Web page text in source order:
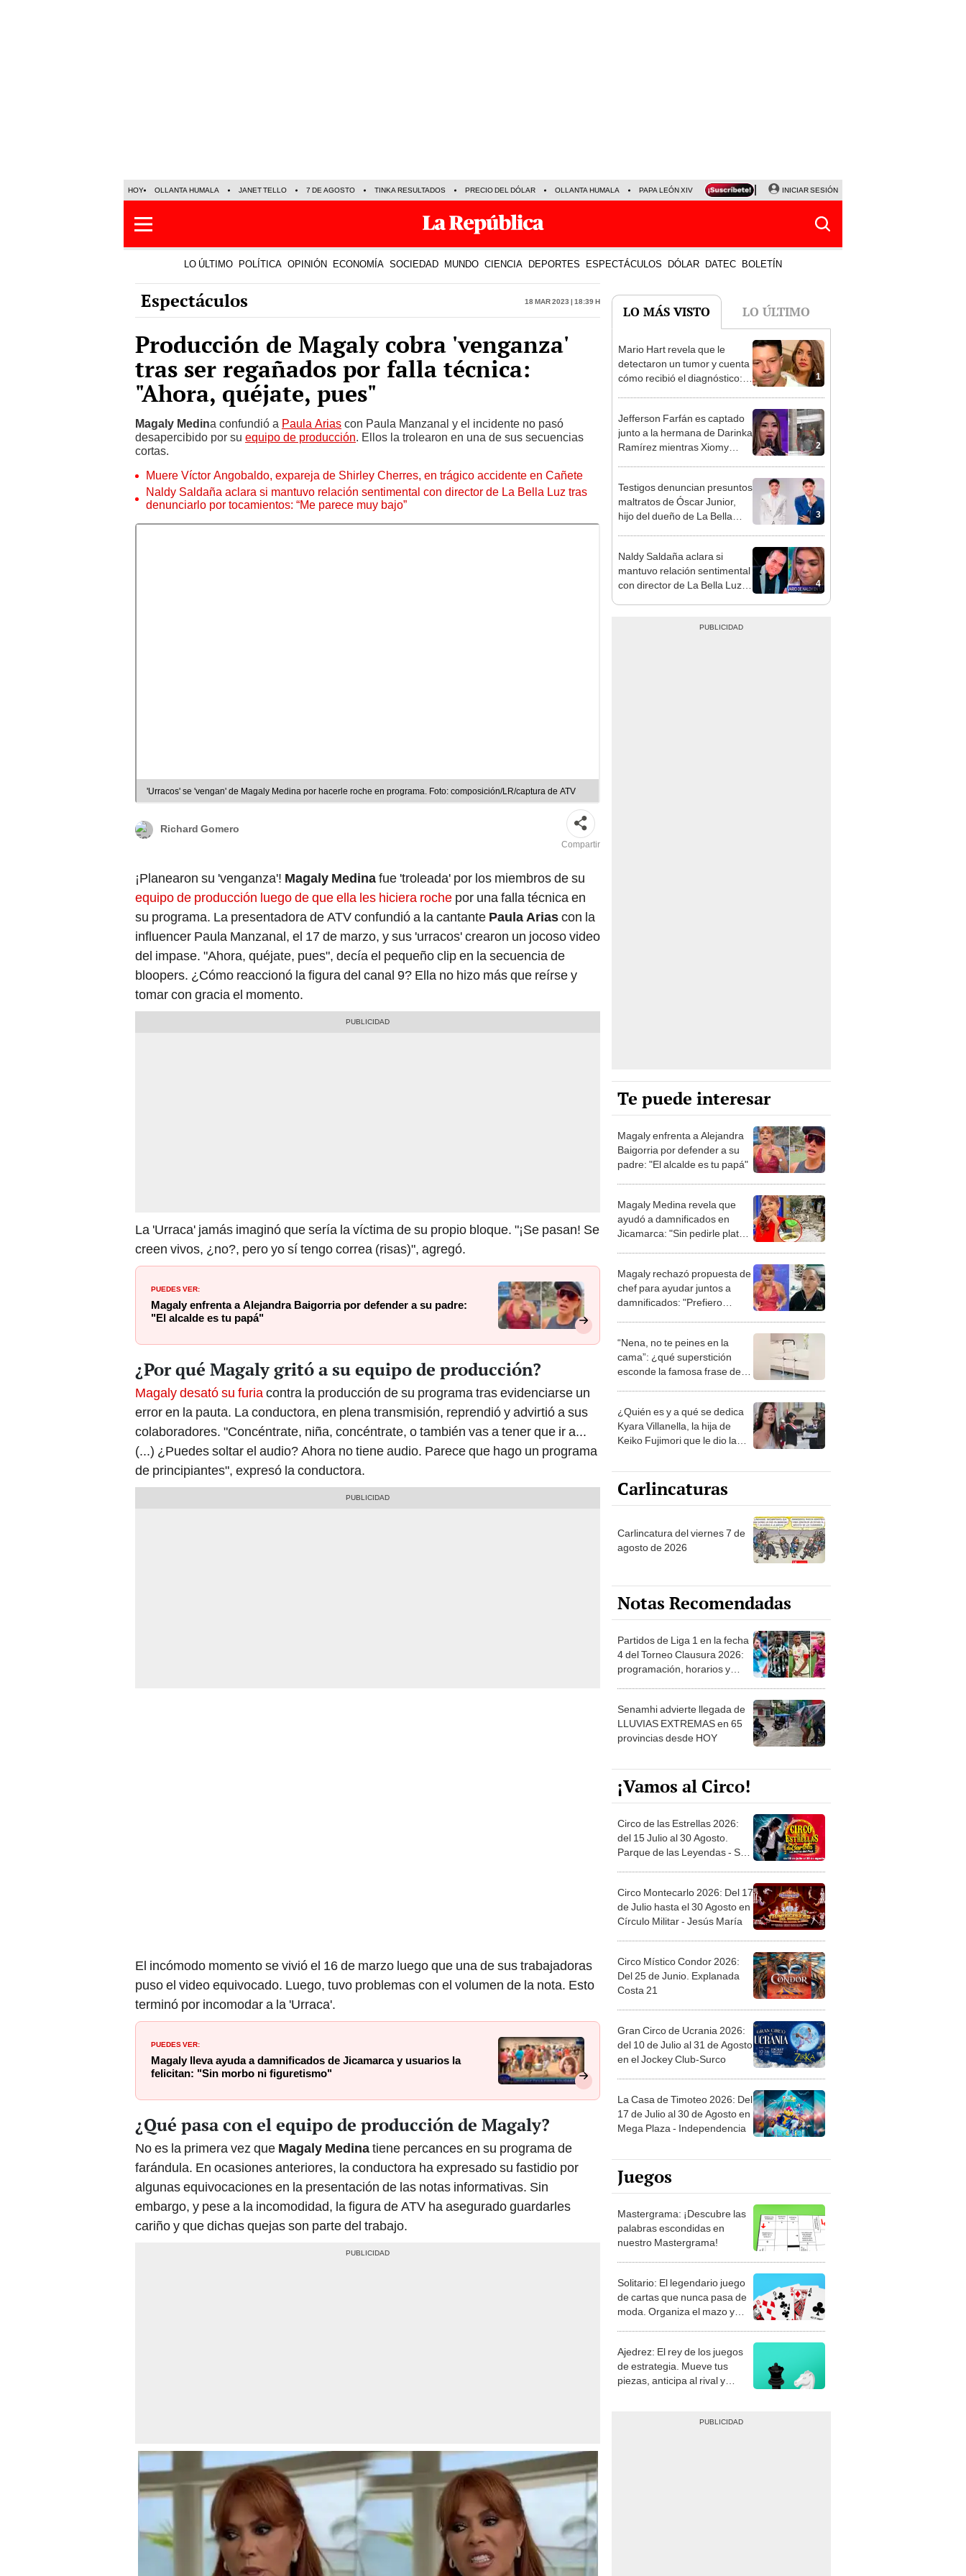
HOY OLLANTA HUMALA JANET TELLO 7 DE AGOSTO TINKA RESULTADOS PRECIO DEL DÓLAR OLLANTA HUMALA PAPA LEÓN XIV NALDY SALDAÑA LA BELLA LUZ
INICIAR SESIÓN
LO ÚLTIMO POLÍTICA OPINIÓN ECONOMÍA SOCIEDAD MUNDO CIENCIA DEPORTES ESPECTÁCULOS DÓLAR DATEC BOLETÍN
Espectáculos 18 Mar 2023 | 18:39 h
Producción de Magaly cobra 'venganza'
tras ser regañados por falla técnica:
"Ahora, quéjate, pues"
Magaly Medina confundió a Paula Arias con Paula Manzanal y el incidente no pasó
desapercibido por su equipo de producción. Ellos la trolearon en una de sus secuencias
cortas.
Muere Víctor Angobaldo, expareja de Shirley Cherres, en trágico accidente en Cañete
Naldy Saldaña aclara si mantuvo relación sentimental con director de La Bella Luz tras
denunciarlo por tocamientos: “Me parece muy bajo”
'Urracos' se 'vengan' de Magaly Medina por hacerle roche en programa. Foto: composición/LR/captura de ATV
Richard Gomero
Compartir
¡Planearon su 'venganza'! Magaly Medinafue 'troleada' por los miembros de su
equipo de producción luego de que ella les hiciera roche por una falla técnica en
su programa. La presentadora de ATV confundió a la cantante Paula Ariascon la
influencer Paula Manzanal, el 17 de marzo, y sus 'urracos' crearon un jocoso video
del impase. "Ahora, quéjate, pues", decía el pequeño clip en la secuencia de
bloopers. ¿Cómo reaccionó la figura del canal 9? Ella no hizo más que reírse y
tomar con gracia el momento.
La 'Urraca' jamás imaginó que sería la víctima de su propio bloque. "¡Se pasan! Se
creen vivos, ¿no?, pero yo sí tengo correa (risas)", agregó.
PUEDES VER:
Magaly enfrenta a Alejandra Baigorria por defender a su padre:
"El alcalde es tu papá"
¿Por qué Magaly gritó a su equipo de producción?
Magaly desató su furiacontra la producción de su programa tras evidenciarse un
error en la pauta. La conductora, en plena transmisión, reprendió y advirtió a sus
colaboradores. "Concéntrate, niña, concéntrate, o también vas a tener que ir a...
(...) ¿Puedes soltar el audio? Ahora no tiene audio. Parece que hago un programa
de principiantes", expresó la conductora.
El incómodo momento se vivió el 16 de marzo luego que una de sus trabajadoras
puso el video equivocado. Luego, tuvo problemas con el volumen de la nota. Esto
terminó por incomodar a la 'Urraca'.
PUEDES VER:
Magaly lleva ayuda a damnificados de Jicamarca y usuarios la
felicitan: "Sin morbo ni figuretismo"
¿Qué pasa con el equipo de producción de Magaly?
No es la primera vez que Magaly Medinatiene percances en su programa de
farándula. En ocasiones anteriores, la conductora ha expresado su fastidio por
algunas equivocaciones en la presentación de las notas informativas. Sin
embargo, y pese a la incomodidad, la figura de ATV ha asegurado guardarles
cariño y que dichas quejas son parte del trabajo.
LO MÁS VISTO LO ÚLTIMO
1
Mario Hart revela que le
detectaron un tumor y cuenta
cómo recibió el diagnóstico:
2
Jefferson Farfán es captado
junto a la hermana de Darinka
Ramírez mientras Xiomy
3
Testigos denuncian presuntos
maltratos de Óscar Junior,
hijo del dueño de La Bella
4
Naldy Saldaña aclara si
mantuvo relación sentimental
con director de La Bella Luz
Te puede interesar
Magaly enfrenta a Alejandra
Baigorria por defender a su
padre: "El alcalde es tu papá"
Magaly Medina revela que
ayudó a damnificados en
Jicamarca: "Sin pedirle plata a
Magaly rechazó propuesta de
chef para ayudar juntos a
damnificados: "Prefiero
“Nena, no te peines en la
cama”: ¿qué superstición
esconde la famosa frase de
¿Quién es y a qué se dedica
Kyara Villanella, la hija de
Keiko Fujimori que le dio la
Carlincaturas
Carlincatura del viernes 7 de
agosto de 2026
Notas Recomendadas
Partidos de Liga 1 en la fecha
4 del Torneo Clausura 2026:
programación, horarios y
Senamhi advierte llegada de
LLUVIAS EXTREMAS en 65
provincias desde HOY
¡Vamos al Circo!
Circo de las Estrellas 2026:
del 15 Julio al 30 Agosto.
Parque de las Leyendas - San
Circo Montecarlo 2026: Del 17
de Julio hasta el 30 Agosto en
Círculo Militar - Jesús María
Circo Místico Condor 2026:
Del 25 de Junio. Explanada
Costa 21
Gran Circo de Ucrania 2026:
del 10 de Julio al 31 de Agosto
en el Jockey Club-Surco
La Casa de Timoteo 2026: Del
17 de Julio al 30 de Agosto en
Mega Plaza - Independencia
Juegos
Mastergrama: ¡Descubre las
palabras escondidas en
nuestro Mastergrama!
Solitario: El legendario juego
de cartas que nunca pasa de
moda. Organiza el mazo y
Ajedrez: El rey de los juegos
de estrategia. Mueve tus
piezas, anticipa al rival y